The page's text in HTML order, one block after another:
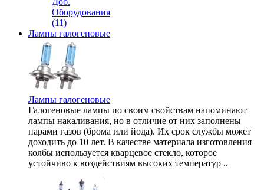
Оборудования
(11)
Лампы галогеновые
Лампы галогеновые
Галогеновые лампы по своим свойствам напоминают
лампы накаливания, но в отличие от них заполнены
парами газов (брома или йода). Их срок службы может
доходить до 10 лет. В качестве материала изготовления
колбы используется кварцевое стекло, которое
устойчиво к воздействиям высоких температур ..